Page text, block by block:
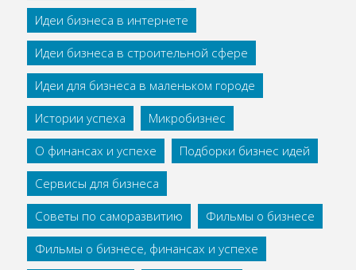
Идеи бизнеса в интернете
Идеи бизнеса в строительной сфере
Идеи для бизнеса в маленьком городе
Истории успеха
Микробизнес
О финансах и успехе
Подборки бизнес идей
Сервисы для бизнеса
Советы по саморазвитию
Фильмы о бизнесе
Фильмы о бизнесе, финансах и успехе